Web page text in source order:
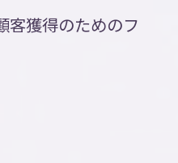
客獲得のためのフ